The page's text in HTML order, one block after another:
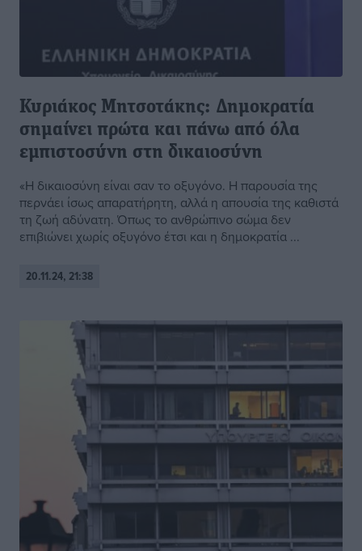
Κυριάκος Μητσοτάκης: Δημοκρατία
σημαίνει πρώτα και πάνω από όλα
εμπιστοσύνη στη δικαιοσύνη
«Η δικαιοσύνη είναι σαν το οξυγόνο. Η παρουσία της
περνάει ίσως απαρατήρητη, αλλά η απουσία της καθιστά
τη ζωή αδύνατη. Όπως το ανθρώπινο σώμα δεν
επιβιώνει χωρίς οξυγόνο έτσι και η δημοκρατία ...
20.11.24, 21:38